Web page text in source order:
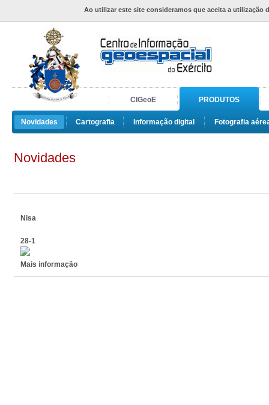
Ao utilizar este site consideramos que aceita a utilização
CIGeoE PRODUTOS
Novidades Cartografia Informação digital Fotografia
Novidades
Nisa
28-1
Mais informação